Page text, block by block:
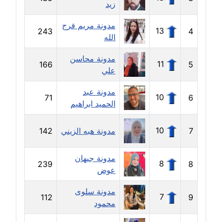
مدونة خولة سعيدان
عاملة
مدونة داليا السعيد
موقوف
مدونة داليا فاروق
عاملة
مدونة داليا نور
عاملة
مدونة دعاء البدري
عاملة
مدونة دعاء الجابي
عاملة
زيد
4
13
مدونة مريم فرج
الله
243
5
11
مدونة محاسن
علي
166
6
10
مدونة عبد
الحميد ابراهيم
71
7
10 مدونة هبه الزيني 142
8
8
مدونة جيهان
عوض
239
9
7
مدونة سلوى
محمود
112